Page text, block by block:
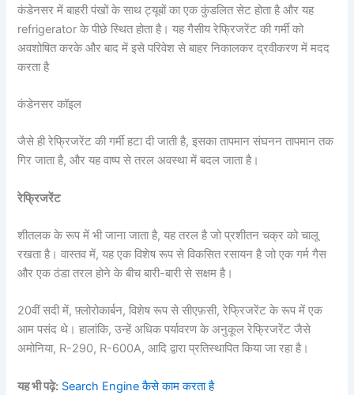
कंडेनसर में बाहरी पंखों के साथ ट्यूबों का एक कुंडलित सेट होता है और यह
refrigerator के पीछे स्थित होता है। यह गैसीय रेफ्रिजरेंट की गर्मी को
अवशोषित करके और बाद में इसे परिवेश से बाहर निकालकर द्रवीकरण में मदद
करता है
कंडेनसर कॉइल
जैसे ही रेफ्रिजरेंट की गर्मी हटा दी जाती है, इसका तापमान संघनन तापमान तक
गिर जाता है, और यह वाष्प से तरल अवस्था में बदल जाता है।
रेफ्रिजरेंट
शीतलक के रूप में भी जाना जाता है, यह तरल है जो प्रशीतन चक्र को चालू
रखता है। वास्तव में, यह एक विशेष रूप से विकसित रसायन है जो एक गर्म गैस
और एक ठंडा तरल होने के बीच बारी-बारी से सक्षम है।
20वीं सदी में, फ़्लोरोकार्बन, विशेष रूप से सीएफ़सी, रेफ्रिजरेंट के रूप में एक
आम पसंद थे। हालांकि, उन्हें अधिक पर्यावरण के अनुकूल रेफ्रिजरेंट जैसे
अमोनिया, R-290, R-600A, आदि द्वारा प्रतिस्थापित किया जा रहा है।
यह भी पढ़े: Search Engine कैसे काम करता है